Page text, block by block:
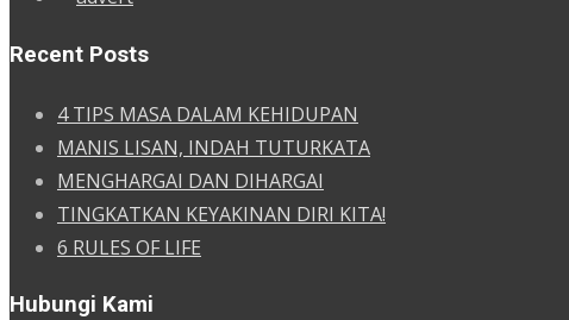
Recent Posts
4 TIPS MASA DALAM KEHIDUPAN
MANIS LISAN, INDAH TUTURKATA
MENGHARGAI DAN DIHARGAI
TINGKATKAN KEYAKINAN DIRI KITA!
6 RULES OF LIFE
Hubungi Kami